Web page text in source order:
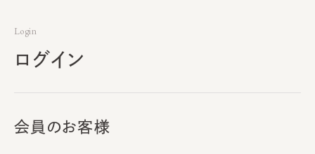
Login
ログイン
会員のお客様